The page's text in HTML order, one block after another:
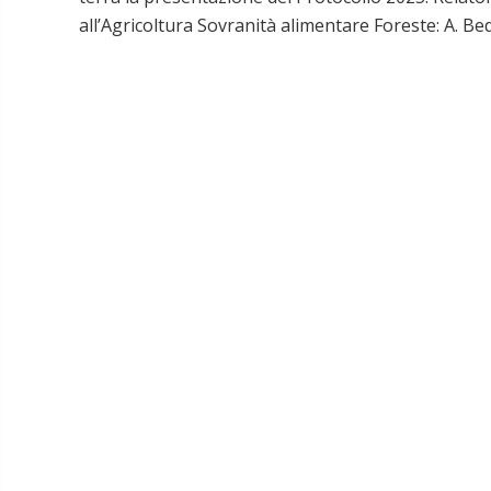
all’Agricoltura Sovranità alimentare Foreste: A.